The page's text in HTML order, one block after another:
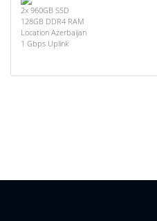
2x 960GB SSD
128GB DDR4 RAM
Location Azerbaijan
1 Gbps Uplink